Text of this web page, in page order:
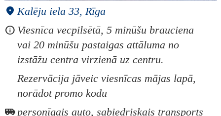
Kalēju iela 33, Rīga
Viesnīca vecpilsētā, 5 minūšu brauciena
vai 20 minūšu pastaigas attāluma no
izstāžu centra virzienā uz centru.
Rezervācija jāveic viesnīcas mājas lapā,
norādot promo kodu
personīgais auto, sabiedriskais transports